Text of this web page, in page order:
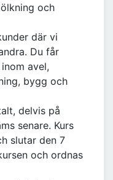
och
där vi
Du får
avel,
bygg och
delvis på
senare. Kurs
slutar den 7
och ordnas